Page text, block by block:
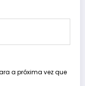
a próxima vez que